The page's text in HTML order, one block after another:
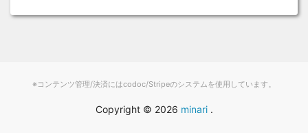
※コンテンツ管理/決済にはcodoc/Stripeのシステムを使用しています。
Copyright © 2026 minari.